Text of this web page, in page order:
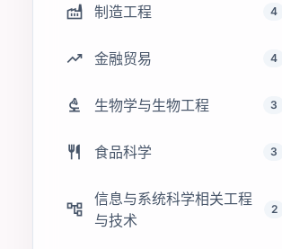
factory 制造工程 4
trending_up 金融贸易 4
biotech 生物学与生物工程 3
restaurant 食品科学 3
account_tree
信息与系统科学相关工程
与技术
2